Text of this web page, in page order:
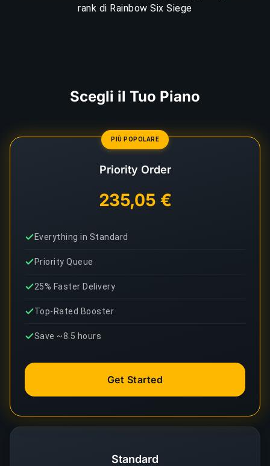
rank di Rainbow Six Siege
Scegli il Tuo Piano
Standard
PIÙ POPOLARE
Priority Order
235,05 €
Everything in Standard
Priority Queue
25% Faster Delivery
Top-Rated Booster
Save ~8.5 hours
Get Started